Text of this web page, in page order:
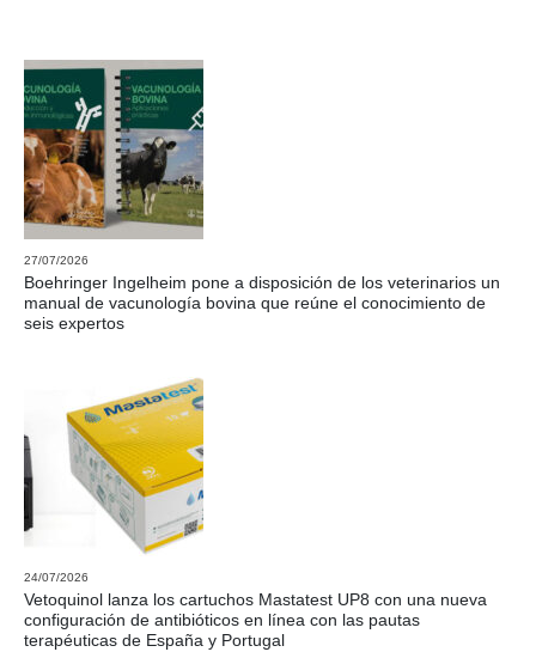
27/07/2026
Boehringer Ingelheim pone a disposición de los veterinarios un
manual de vacunología bovina que reúne el conocimiento de
seis expertos
24/07/2026
Vetoquinol lanza los cartuchos Mastatest UP8 con una nueva
configuración de antibióticos en línea con las pautas
terapéuticas de España y Portugal